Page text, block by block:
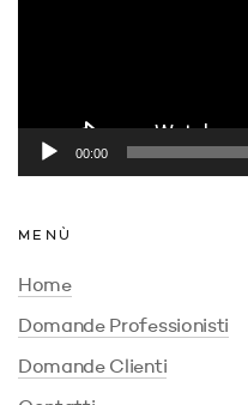
00:00
MENÙ
Home
Domande Professionisti
Domande Clienti